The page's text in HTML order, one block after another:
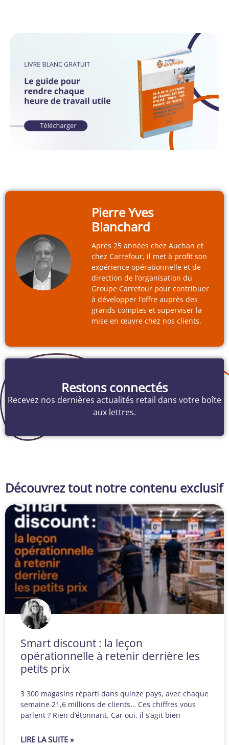
Pierre Yves
Blanchard
Après 25 années chez Auchan et
chez Carrefour, il met à profit son
expérience opérationnelle et de
direction de l’organisation du
Groupe Carrefour pour contribuer
à développer l’offre auprès des
grands comptes et superviser la
mise en œuvre chez nos clients.
Restons connectés
Recevez nos dernières actualités retail dans votre boîte
aux lettres.
Découvrez tout notre contenu exclusif
Smart discount : la leçon
opérationnelle à retenir derrière les
petits prix
3 300 magasins réparti dans quinze pays, avec chaque
semaine 21,6 millions de clients… Ces chiffres vous
parlent ? Rien d’étonnant. Car oui, il s’agit bien
LIRE LA SUITE »